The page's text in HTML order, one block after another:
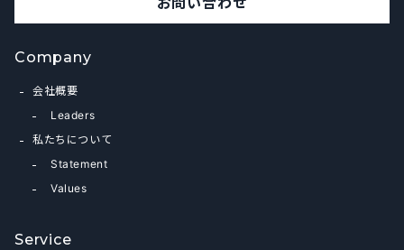
Company
会社概要
Leaders
私たちについて
Statement
Values
Service